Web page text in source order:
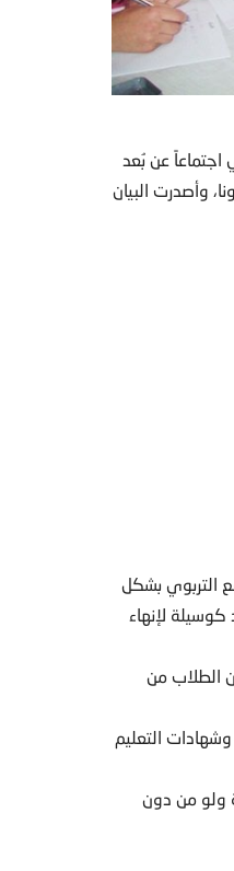
اجتماعاً عن بُعد
وأصدرت البيان
التربوي بشكل
كوسيلة لإنهاء
الطلاب من
وشهادات التعليم
ولو من دون